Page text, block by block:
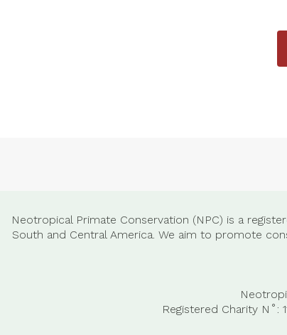
Neotropical Primate Conservation (NPC) is a
South and Central America. We aim to promote
Registered Charity N˚: